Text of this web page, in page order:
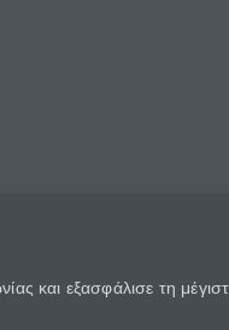
και εξασφάλισε τη